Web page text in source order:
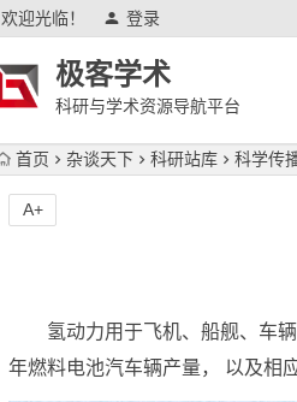
欢迎光临！ 登录
极客学术
科研与学术资源导航平台
首页 杂谈天下 科研站库 科学传
A+
氢动力用于飞机、船舰、车
年燃料电池汽车辆产量， 以及相